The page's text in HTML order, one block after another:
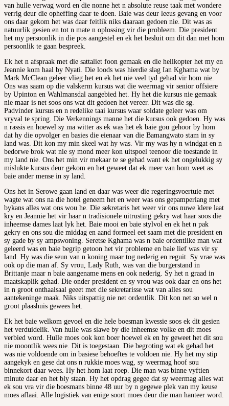
van hulle verwag word en die nonne het n absolute reuse taak met wondere
verrig deur die opheffing daar te doen. Baie was deur leeus gevang en voor
ons daar gekom het was daar feitlik niks daaraan gedoen nie. Dit was as
natuurlik gesien en tot n mate n oplossing vir die probleem. Die president
het my persoonlik in die pos aangestel en ek het besluit om dit dan met hom
persoonlik te gaan bespreek.
Ek het n afspraak met die sattaliet foon gemaak en die helikopter het my en
Jeannie kom haal by Nyati. Die loods was hierdie slag Ian Kghama wat by
Mark McClean geleer vlieg het en ek het nie veel tyd gehad vir hom nie.
Ons was saam op die valskerm kursus wat die weermag vir senior offsiere
by Upinton en Wahlmansdal aangebied het. Hy het die kursus nie gemaak
nie maar is net soos ons wat dit gedoen het vereer. Dit was die sg.
Padvinder kursus en n redelike taai kursus waar soldate geleer was om
vryval te spring. Die Verkennings manne het die kursus ook gedoen. Hy was
n rassis en hoewel sy ma witter as ek was het ek baie gou gehoor by hom
dat hy die opvolger en basies die eienaar van die Bamangwato stam in sy
land was. Dit kon my min skeel wat hy was. Vir my was hy n windgat en n
bedorwe brok wat nie sy mond meer kon uitspoel teenoor die toestande in
my land nie. Ons het min vir mekaar te se gehad want ek het ongelukkig sy
mislukte kursus deur gekom en het geweet dat ek meer van hom weet as
baie ander mense in sy land.
Ons het in Serowe gaan land en daar was weer die regeringsvoertuie met
wagte wat ons na die hotel geneem het en weer was ons gepamperlang met
bykans alles wat ons wou he. Die sekretaris het weer vir ons nuwe klere laat
kry en Jeannie het vir haar n tradisionele uitrusting gekry wat haar soos die
inheemse dames laat lyk het. Baie mooi en baie stylvol en ek het n pak
gekry en ons sou die middag en aand formeel eet saam met die president en
sy gade by sy ampswoning. Seretse Kghama was n baie ordentlike man wat
geleerd was en baie begrip getoon het vir probleme en baie lief was vir sy
land. Hy was die seun van n koning maar tog nederig en reguit. Sy vrae was
ook op die man af. Sy vrou, Lady Ruth, was van die burgerstand in
Brittanje maar n baie aangename mens en ook nederig. Sy het n graad in
maatskaplik gehad. Die onder president en sy vrou was ook daar en ons het
in n groot onthaalsaal geeet met die sekretarisse wat van alles sou
aantekeninge maak. Niks uitspattig nie net ordentlik. Dit kon net so wel n
groot plaashuis gewees het.
Ek het baie welkom gevoel en die hele boesman kwessie soos ek dit gesien
het verduidelik. Van hulle was slawe by die inheemse volke en dit moes
verbied word. Hulle moes ook kon boer hoewel ek en hy geweet het dit sou
nie moontlik wees nie. Dit is toegestaan. Die begroting wat ek gehad het
was nie voldoende om in basiese behoeftes te voldoen nie. Hy het my stip
aangekyk en gese dat ons n rukkie moes wag, sy weermag hoof sou
binnekort daar wees. Hy het hom laat roep. Die man was binne vyftien
minute daar en het bly staan. Hy het opdrag gegee dat sy weermag alles wat
ek sou vra vir die boesmans binne 48 uur by n gegewe plek van my keuse
moes aflaai. Alle logistiek van enige soort moes deur die man hanteer word.